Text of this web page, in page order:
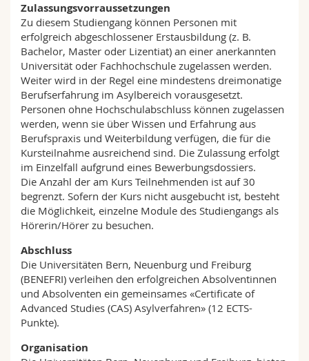
Zulassungsvorraussetzungen
Zu diesem Studiengang können Personen mit
erfolgreich abgeschlossener Erstausbildung (z. B.
Bachelor, Master oder Lizentiat) an einer anerkannten
Universität oder Fachhochschule zugelassen werden.
Weiter wird in der Regel eine mindestens dreimonatige
Berufserfahrung im Asylbereich vorausgesetzt.
Personen ohne Hochschulabschluss können zugelassen
werden, wenn sie über Wissen und Erfahrung aus
Berufspraxis und Weiterbildung verfügen, die für die
Kursteilnahme ausreichend sind. Die Zulassung erfolgt
im Einzelfall aufgrund eines Bewerbungsdossiers.
Die Anzahl der am Kurs Teilnehmenden ist auf 30
begrenzt. Sofern der Kurs nicht ausgebucht ist, besteht
die Möglichkeit, einzelne Module des Studiengangs als
Hörerin/Hörer zu besuchen.
Abschluss
Die Universitäten Bern, Neuenburg und Freiburg
(BENEFRI) verleihen den erfolgreichen Absolventinnen
und Absolventen ein gemeinsames «Certificate of
Advanced Studies (CAS) Asylverfahren» (12 ECTS-
Punkte).
Organisation